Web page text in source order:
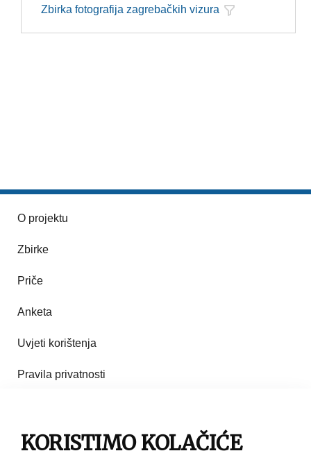
Zbirka fotografija zagrebačkih vizura
O projektu
Zbirke
Priče
Anketa
Uvjeti korištenja
Pravila privatnosti
Pravila korištenja
KORISTIMO KOLAČIĆE